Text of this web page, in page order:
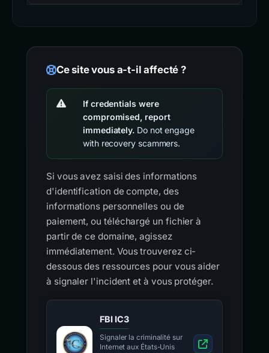
Ce site vous a-t-il affecté ?
If credentials were
compromised, report
immediately. Do not engage
with recovery scammers.
Si vous avez saisi des informations
d'identification de compte, des
informations personnelles ou de
paiement, ou téléchargé un fichier à
partir de ce domaine, agissez
immédiatement. Vous trouverez ci-
dessous des ressources pour vous aider
à signaler l'incident et à vous protéger.
FBI IC3
Signaler la criminalité sur
Internet aux États-Unis